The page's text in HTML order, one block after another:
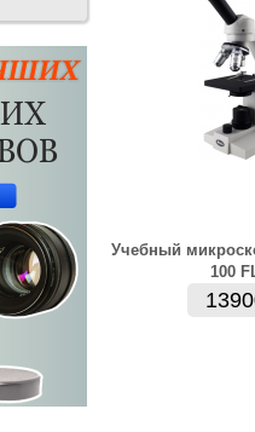
Учебный
100